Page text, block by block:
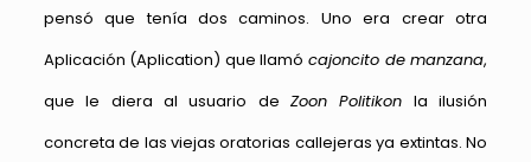
pensó que tenía dos caminos. Uno era crear otra
Aplicación (Aplication) que llamócajoncito de manzana,
que le diera al usuario deZoon Politikon la ilusión
concreta de las viejas oratorias callejeras ya extintas. No